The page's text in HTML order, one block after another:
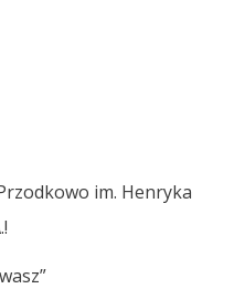
im. Henryka